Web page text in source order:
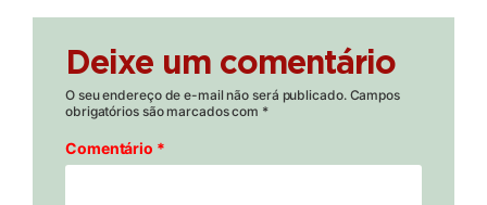
Deixe um comentário
O seu endereço de e-mail não será publicado. Campos
obrigatórios são marcados com *
Comentário *